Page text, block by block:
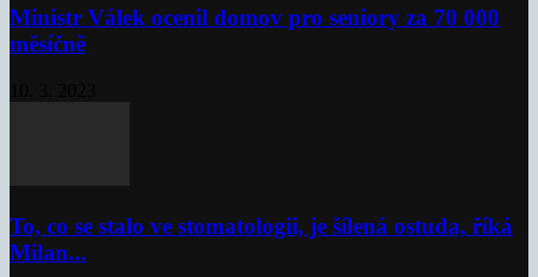
Ministr Válek ocenil domov pro seniory za 70 000
měsíčně
To, co se stalo ve stomatologii, je šílená ostuda, říká
Milan...